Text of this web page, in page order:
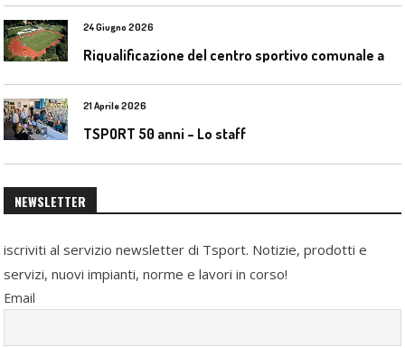
24 Giugno 2026
21 Aprile 2026
TSPORT 50 anni – Lo staff
NEWSLETTER
iscriviti al servizio newsletter di Tsport. Notizie, prodotti e
servizi, nuovi impianti, norme e lavori in corso!
Email